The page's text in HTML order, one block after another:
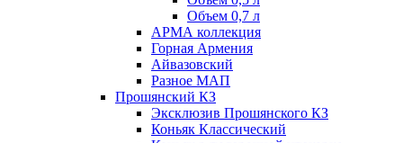
Объем 0,7 л
АРМА коллекция
Горная Армения
Айвазовский
Разное МАП
Прошянский КЗ
Эксклюзив Прошянского КЗ
Коньяк Классический